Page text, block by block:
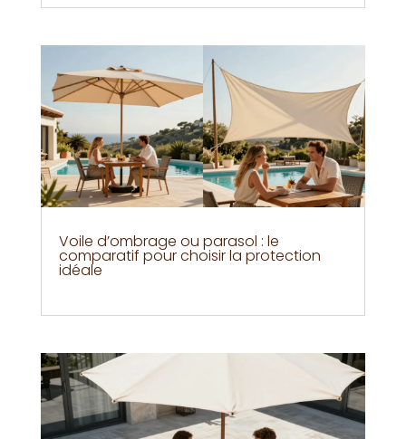
Voile d’ombrage ou parasol : le
comparatif pour choisir la protection
idéale